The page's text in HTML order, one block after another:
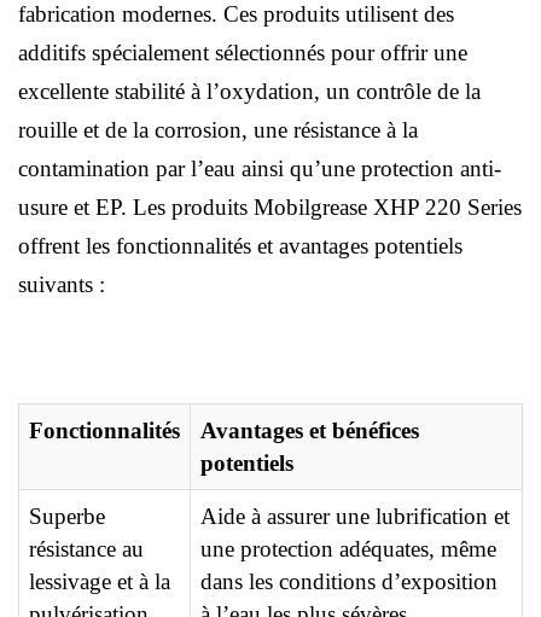
fabrication modernes. Ces produits utilisent des
additifs spécialement sélectionnés pour offrir une
excellente stabilité à l’oxydation, un contrôle de la
rouille et de la corrosion, une résistance à la
contamination par l’eau ainsi qu’une protection anti-
usure et EP. Les produits Mobilgrease XHP 220 Series
offrent les fonctionnalités et avantages potentiels
suivants :
Fonctionnalités
Avantages et bénéfices
potentiels
Superbe
résistance au
lessivage et à la
Aide à assurer une lubrification et
une protection adéquates, même
dans les conditions d’exposition